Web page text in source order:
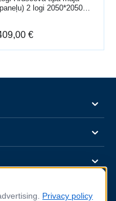
2 logi 2050*2050
€
Privacy policy